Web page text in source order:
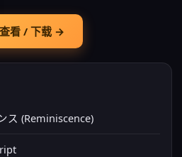
查看 / 下载 →
ス (Reminiscence)